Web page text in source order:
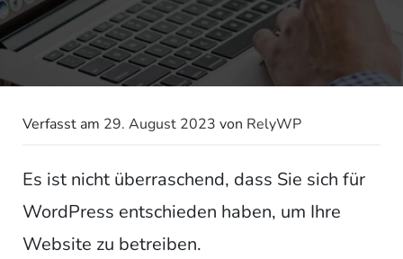
Verfasst am 29. August 2023 von RelyWP
Es ist nicht überraschend, dass Sie sich für
WordPress entschieden haben, um Ihre
Website zu betreiben.